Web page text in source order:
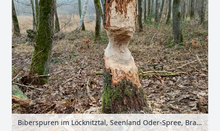
Biberspuren im Löcknitztal, Seenland Oder-Spree, Brandenburg, Deutschland